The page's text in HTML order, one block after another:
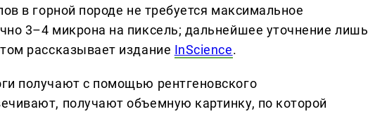
в горной породе не требуется максимальное
3–4 микрона на пиксель; дальнейшее уточнение лишь
рассказывает издание InScience.
получают с помощью рентгеновского
получают объемную картинку, по которой